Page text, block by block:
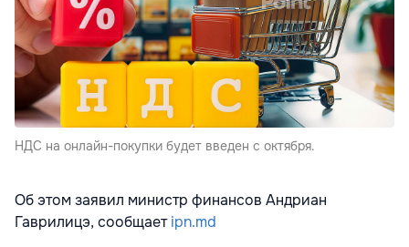
НДС на онлайн-покупки будет введен с октября.
Об этом заявил министр финансов Андриан
Гаврилицэ, сообщаетipn.md